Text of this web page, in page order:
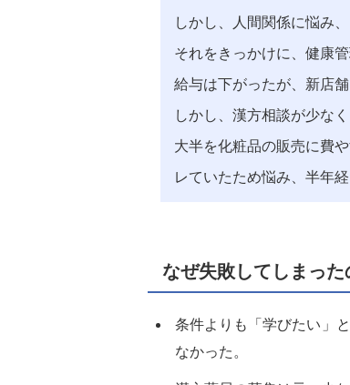
しかし、人間関係に悩み
それをきっかけに、健康
給与は下がったが、新店
しかし、漢方相談が少な
大半を化粧品の販売に費
レていたため悩み、半年経
なぜ失敗してしまった
条件よりも「学びたい」
なかった。